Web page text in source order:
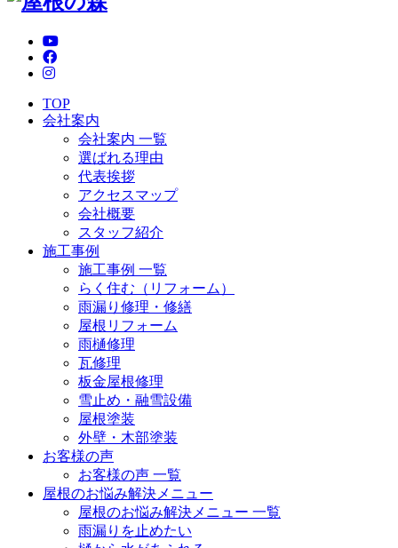
TOP
会社案内
会社案内 一覧
選ばれる理由
代表挨拶
アクセスマップ
会社概要
スタッフ紹介
施工事例
施工事例 一覧
らく住む（リフォーム）
雨漏り修理・修繕
屋根リフォーム
雨樋修理
瓦修理
板金屋根修理
雪止め・融雪設備
屋根塗装
外壁・木部塗装
お客様の声
お客様の声 一覧
屋根のお悩み解決メニュー
屋根のお悩み解決メニュー 一覧
雨漏りを止めたい